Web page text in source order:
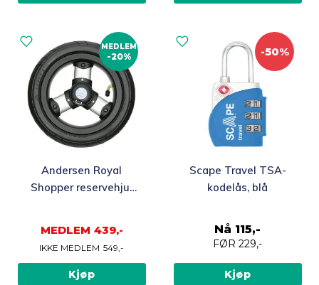
MEDLEM
-20%
Andersen Royal
Shopper reservehjul
MEDLEM 439,-
IKKE MEDLEM 549,-
Kjøp
-50%
Scape Travel TSA-
kodelås, blå
Nå 115,-
FØR 229,-
Kjøp